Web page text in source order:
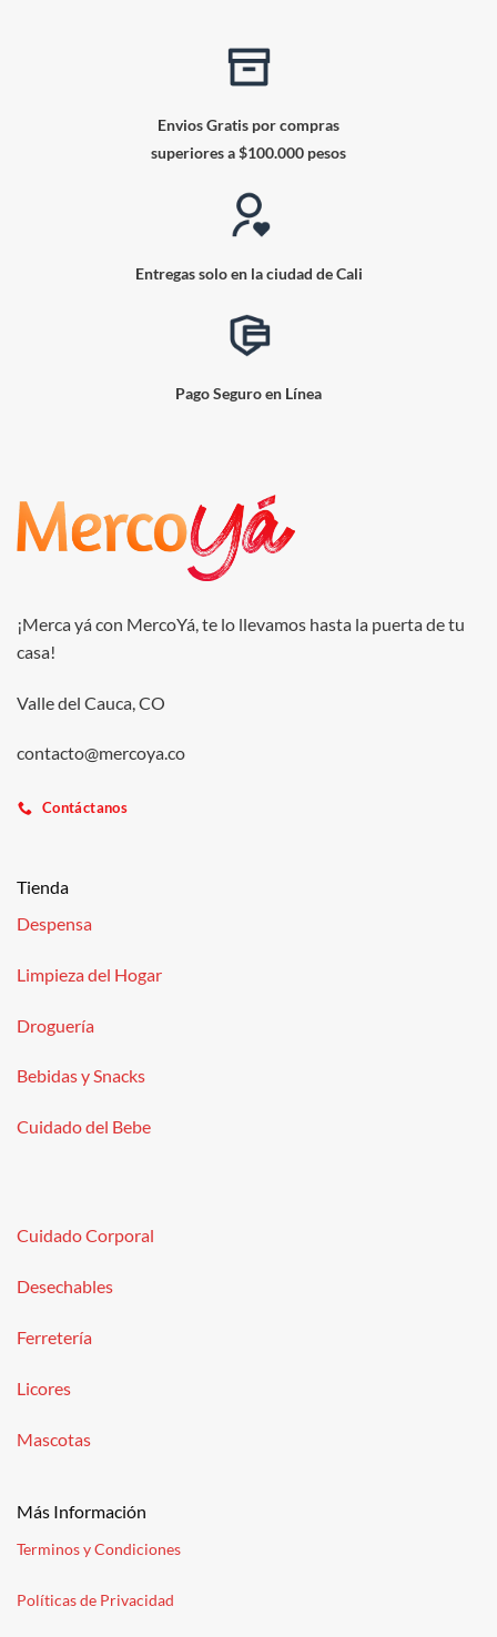
Envios Gratis por compras
superiores a $100.000 pesos
Entregas solo en la ciudad de Cali
Pago Seguro en Línea
¡Merca yá con MercoYá, te lo llevamos hasta la puerta de tu
casa!
Valle del Cauca, CO
contacto@mercoya.co
Contáctanos
Tienda
Despensa
Limpieza del Hogar
Droguería
Bebidas y Snacks
Cuidado del Bebe
Cuidado Corporal
Desechables
Ferretería
Licores
Mascotas
Más Información
Terminos y Condiciones
Políticas de Privacidad